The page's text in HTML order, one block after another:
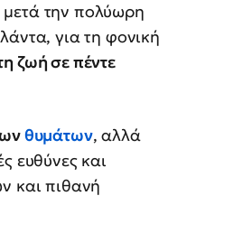
μετά την πολύωρη
για τη φονική
ζωή σε πέντε
θυμάτων, αλλά
ευθύνες και
και πιθανή